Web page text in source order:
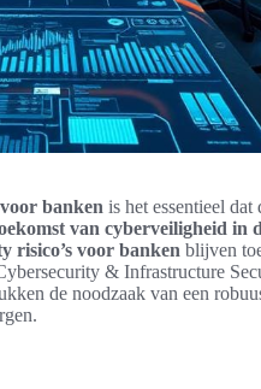
banken is het essentieel dat
van cyberveiligheid in
risico’s voor banken blijven
& Infrastructure
de noodzaak van een